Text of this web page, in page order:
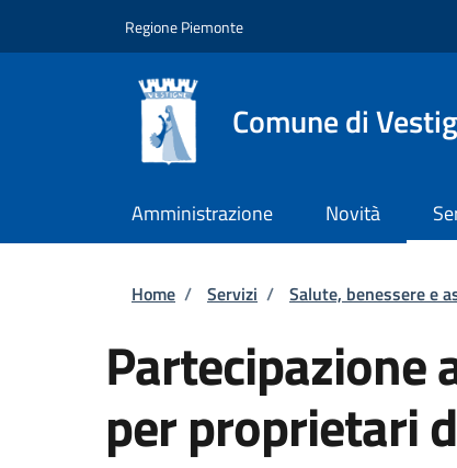
Regione Piemonte
Comune di
Amministrazione Novità
Briciole di pane
Home / Servizi / Salute, benessere e
Partecipazione
per proprietari